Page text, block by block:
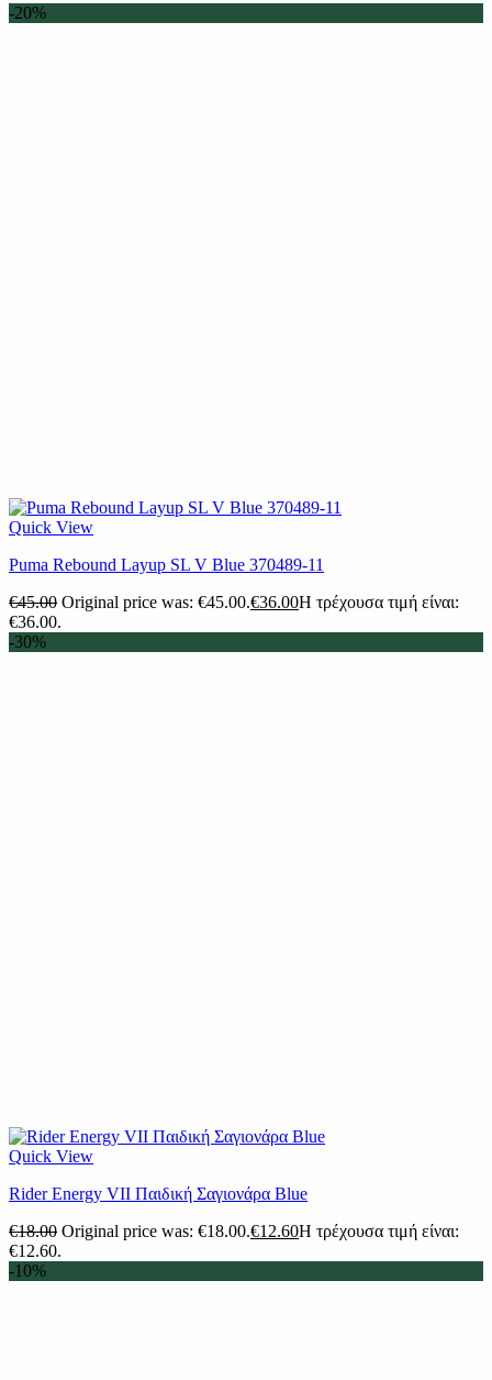
-20%
Quick View
Puma Rebound Layup SL V Blue 370489-11
€45.00 Original price was: €45.00.€36.00Η τρέχουσα τιμή είναι:
€36.00.
-30%
Quick View
Rider Energy VII Παιδική Σαγιονάρα Blue
€18.00 Original price was: €18.00.€12.60Η τρέχουσα τιμή είναι:
€12.60.
-10%